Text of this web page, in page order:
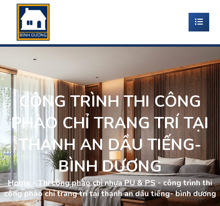
CÔNG TRÌNH THI CÔNG
PHÀO CHỈ TRANG TRÍ TẠI
THẠNH AN DẦU TIẾNG-
BÌNH DƯƠNG
Home - Thi công phào chỉ nhựa PU & PS-công trình thi
công phào chỉ trang trí tại thạnh an dầu tiếng- bình dương